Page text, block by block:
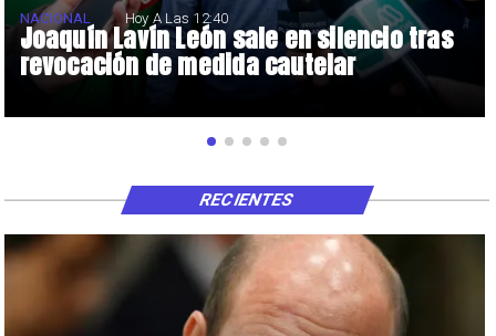
Joaquín Lavín León sale en silencio tras
revocación de medida cautelar
NACIONAL Hoy A Las 12:40
RECIENTES